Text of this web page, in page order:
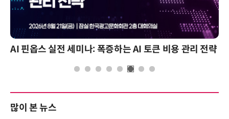
AI 핀옵스 실전 세미나: 폭증하는 AI 토큰 비용 관리 전략
많이 본 뉴스